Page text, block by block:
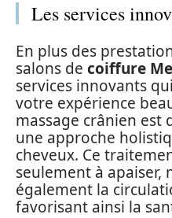
Les services
En plus des
salons de coiffure
services innovants
votre expérience
massage crânien est
une approche
cheveux. Ce
seulement à apaiser,
également la
favorisant ainsi la